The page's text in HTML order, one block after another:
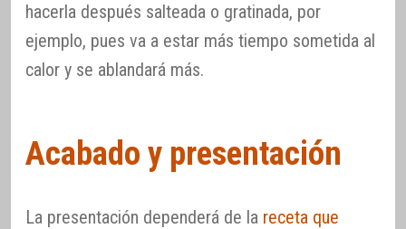
hacerla después salteada o gratinada, por
ejemplo, pues va a estar más tiempo sometida al
calor y se ablandará más.
Acabado y presentación
La presentación dependerá de la receta que